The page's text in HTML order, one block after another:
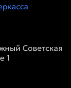
Советская
1